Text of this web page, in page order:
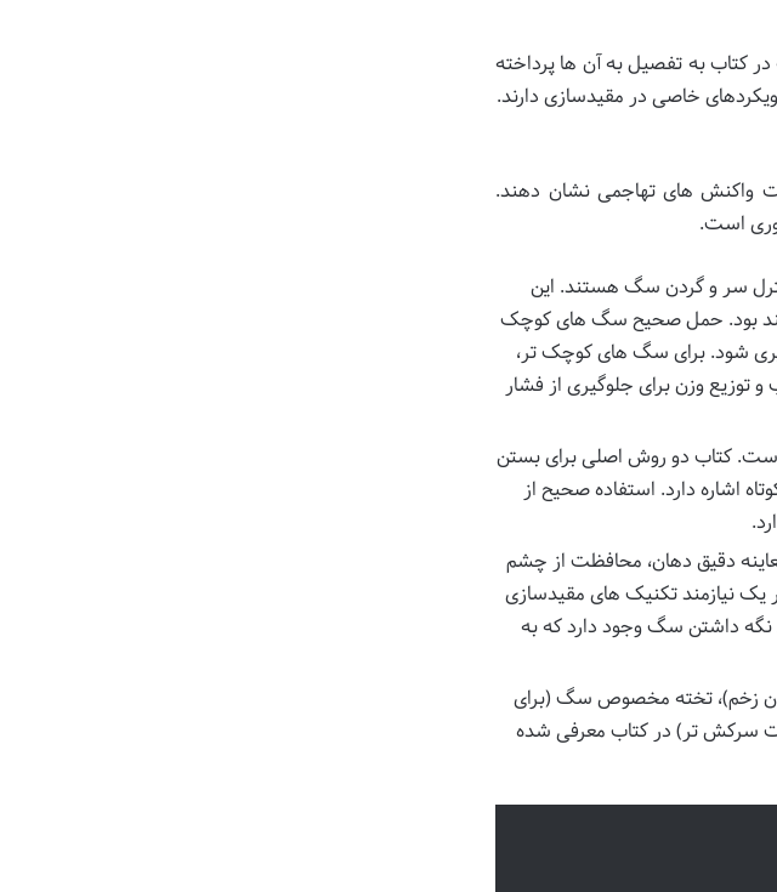
کتاب به تفصیل به آن ها پرداخته
خاصی در مقیدسازی دارند.
واکنش های تهاجمی نشان دهند.
است.
کنترل سر و گردن سگ هستند. این
بود. حمل صحیح سگ های کوچک
شود. برای سگ های کوچک تر،
وزن برای جلوگیری از فشار
است. کتاب دو روش اصلی برای بستن
اشاره دارد. استفاده صحیح از
دقیق دهان، محافظت از چشم
یک نیازمند تکنیک های مقیدسازی
داشتن سگ وجود دارد که به
زخم)، تخته مخصوص سگ (برای
سرکش تر) در کتاب معرفی شده